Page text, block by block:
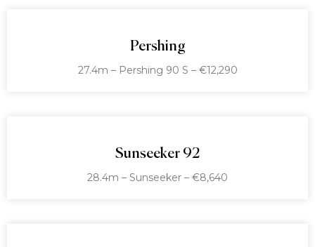
Pershing
27.4m – Pershing 90 S – €12,290
Sunseeker 92
28.4m – Sunseeker – €8,640